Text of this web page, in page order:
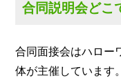
合同説明会どこ
合同面接会はハロー
体が主催しています。